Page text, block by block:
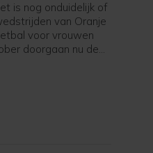
is nog onduidelijk of
van Oranje
voor vrouwen
doorgaan nu de